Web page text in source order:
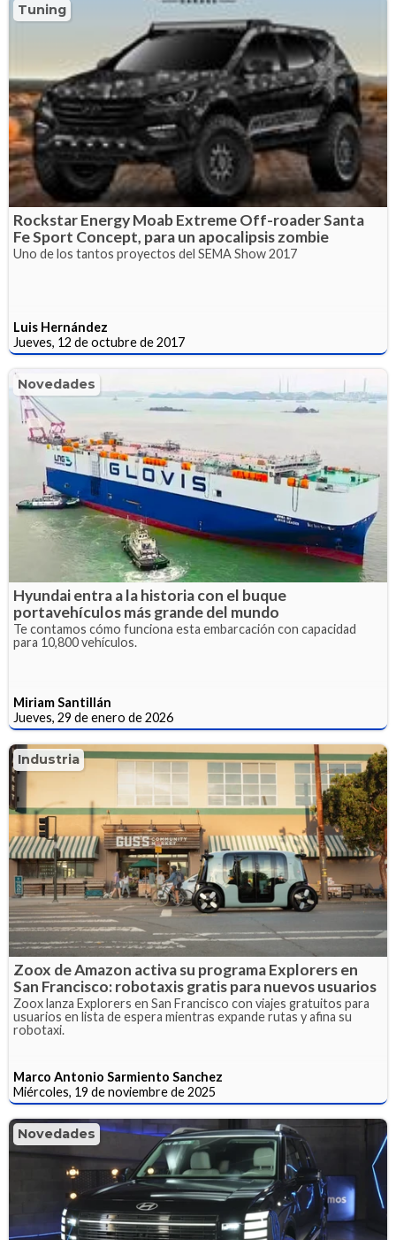
Tuning
Rockstar Energy Moab Extreme Off-roader Santa
Fe Sport Concept, para un apocalipsis zombie
Uno de los tantos proyectos del SEMA Show 2017
Luis Hernández
Jueves, 12 de octubre de 2017
Novedades
Hyundai entra a la historia con el buque
portavehículos más grande del mundo
Te contamos cómo funciona esta embarcación con capacidad
para 10,800 vehículos.
Miriam Santillán
Jueves, 29 de enero de 2026
Industria
Zoox de Amazon activa su programa Explorers en
San Francisco: robotaxis gratis para nuevos usuarios
Zoox lanza Explorers en San Francisco con viajes gratuitos para
usuarios en lista de espera mientras expande rutas y afina su
robotaxi.
Marco Antonio Sarmiento Sanchez
Miércoles, 19 de noviembre de 2025
Novedades